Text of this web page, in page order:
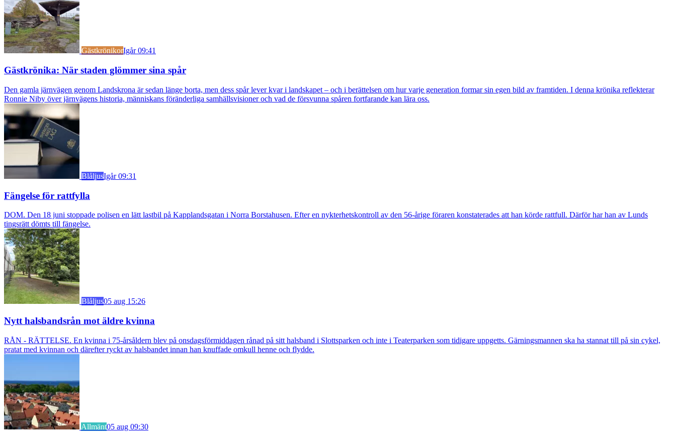
GästkrönikorIgår 09:41
Gästkrönika: När staden glömmer sina spår
Den gamla järnvägen genom Landskrona är sedan länge borta, men dess spår lever kvar i landskapet – och i berättelsen om hur varje generation formar sin egen bild av framtiden. I denna krönika reflekterar
Ronnie Niby över järnvägens historia, människans föränderliga samhällsvisioner och vad de försvunna spåren fortfarande kan lära oss.
BlåljusIgår 09:31
Fängelse för rattfylla
DOM. Den 18 juni stoppade polisen en lätt lastbil på Kapplandsgatan i Norra Borstahusen. Efter en nykterhetskontroll av den 56-årige föraren konstaterades att han körde rattfull. Därför har han av Lunds
tingsrätt dömts till fängelse.
Blåljus05 aug 15:26
Nytt halsbandsrån mot äldre kvinna
RÅN - RÄTTELSE. En kvinna i 75-årsåldern blev på onsdagsförmiddagen rånad på sitt halsband i Slottsparken och inte i Teaterparken som tidigare uppgetts. Gärningsmannen ska ha stannat till på sin cykel,
pratat med kvinnan och därefter ryckt av halsbandet innan han knuffade omkull henne och flydde.
Allmänt05 aug 09:30